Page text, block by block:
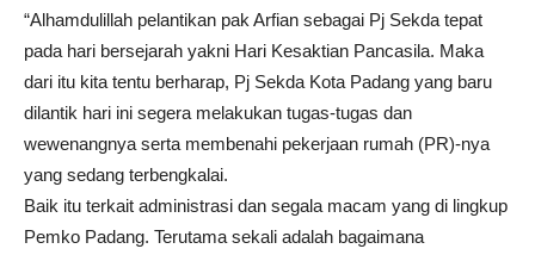
“Alhamdulillah pelantikan pak Arfian sebagai Pj Sekda tepat
pada hari bersejarah yakni Hari Kesaktian Pancasila. Maka
dari itu kita tentu berharap, Pj Sekda Kota Padang yang baru
dilantik hari ini segera melakukan tugas-tugas dan
wewenangnya serta membenahi pekerjaan rumah (PR)-nya
yang sedang terbengkalai.
Baik itu terkait administrasi dan segala macam yang di lingkup
Pemko Padang. Terutama sekali adalah bagaimana